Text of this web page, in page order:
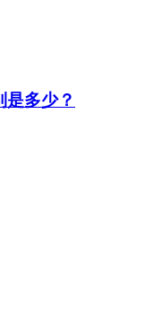
多少？